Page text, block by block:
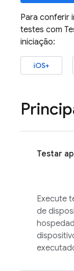
Para conferir
testes com
iniciação:
iOS+
Testar
Execute
de